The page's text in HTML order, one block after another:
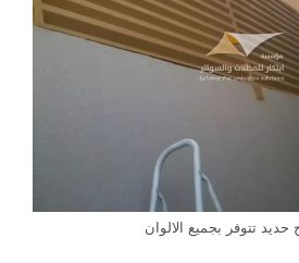
تتوفر بجميع الالوان